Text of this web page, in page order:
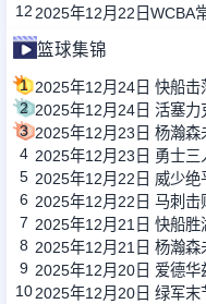
12 2025年12月22日WCBA
篮球集锦
1
2
3
4
5
6
7
8
9
10